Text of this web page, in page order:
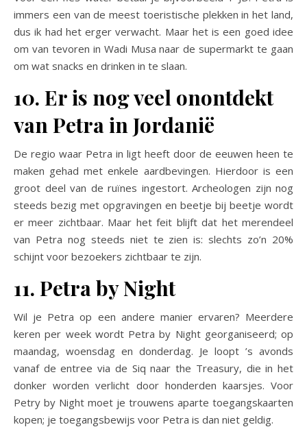
immers een van de meest toeristische plekken in het land,
dus ik had het erger verwacht. Maar het is een goed idee
om van tevoren in Wadi Musa naar de supermarkt te gaan
om wat snacks en drinken in te slaan.
10. Er is nog veel onontdekt
van Petra in Jordanië
De regio waar Petra in ligt heeft door de eeuwen heen te
maken gehad met enkele aardbevingen. Hierdoor is een
groot deel van de ruïnes ingestort. Archeologen zijn nog
steeds bezig met opgravingen en beetje bij beetje wordt
er meer zichtbaar. Maar het feit blijft dat het merendeel
van Petra nog steeds niet te zien is: slechts zo’n 20%
schijnt voor bezoekers zichtbaar te zijn.
11. Petra by Night
Wil je Petra op een andere manier ervaren? Meerdere
keren per week wordt Petra by Night georganiseerd; op
maandag, woensdag en donderdag. Je loopt ’s avonds
vanaf de entree via de Siq naar the Treasury, die in het
donker worden verlicht door honderden kaarsjes. Voor
Petry by Night moet je trouwens aparte toegangskaarten
kopen; je toegangsbewijs voor Petra is dan niet geldig.